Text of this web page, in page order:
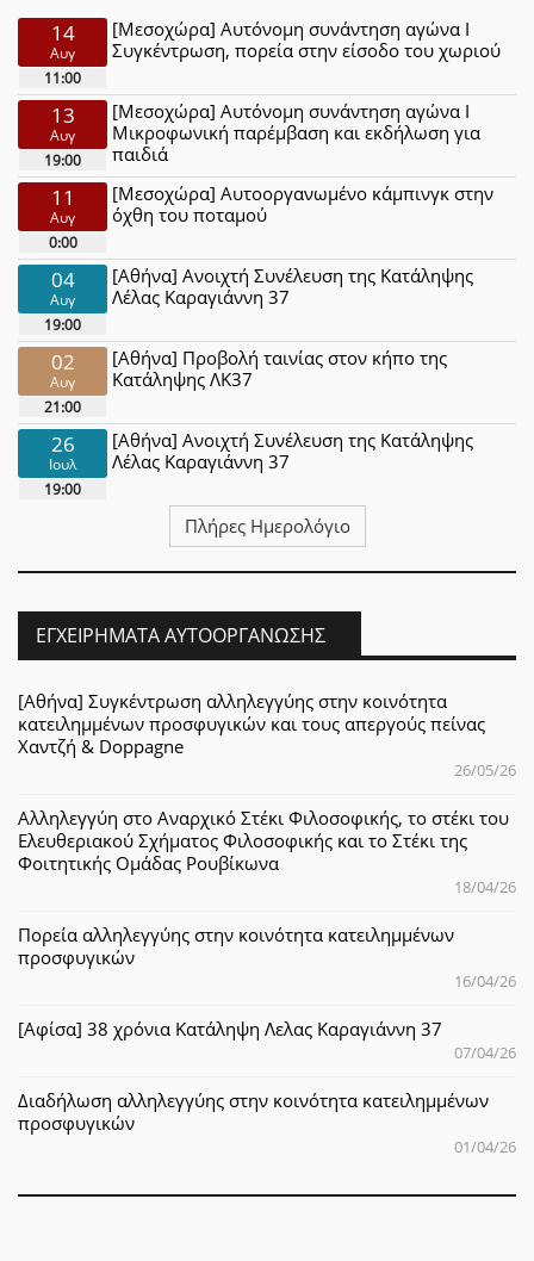
14
Αυγ
11:00
[Μεσοχώρα] Αυτόνομη συνάντηση αγώνα Ι
Συγκέντρωση, πορεία στην είσοδο του χωριού
13
Αυγ
19:00
[Μεσοχώρα] Αυτόνομη συνάντηση αγώνα Ι
Μικροφωνική παρέμβαση και εκδήλωση για
παιδιά
11
Αυγ
0:00
[Μεσοχώρα] Αυτοοργανωμένο κάμπινγκ στην
όχθη του ποταμού
04
Αυγ
19:00
[Αθήνα] Ανοιχτή Συνέλευση της Κατάληψης
Λέλας Καραγιάννη 37
02
Αυγ
21:00
[Αθήνα] Προβολή ταινίας στον κήπο της
Κατάληψης ΛΚ37
26
Ιουλ
19:00
[Αθήνα] Ανοιχτή Συνέλευση της Κατάληψης
Λέλας Καραγιάννη 37
Πλήρες Ημερολόγιο
ΕΓΧΕΙΡΉΜΑΤΑ ΑΥΤΟΟΡΓΆΝΩΣΗΣ
[Αθήνα] Συγκέντρωση αλληλεγγύης στην κοινότητα
κατειλημμένων προσφυγικών και τους απεργούς πείνας
Χαντζή & Doppagne
26/05/26
Αλληλεγγύη στο Αναρχικό Στέκι Φιλοσοφικής, το στέκι του
Ελευθεριακού Σχήματος Φιλοσοφικής και το Στέκι της
Φοιτητικής Ομάδας Ρουβίκωνα
18/04/26
Πορεία αλληλεγγύης στην κοινότητα κατειλημμένων
προσφυγικών
16/04/26
[Αφίσα] 38 χρόνια Κατάληψη Λελας Καραγιάννη 37
07/04/26
Διαδήλωση αλληλεγγύης στην κοινότητα κατειλημμένων
προσφυγικών
01/04/26